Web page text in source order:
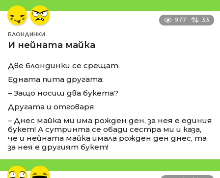
977 33
БЛОНДИНКИ
И нейната майка
Две блондинки се срещат.
Едната пита другата:
– Защо носиш два букета?
Другата и отговаря:
– Днес майка ми има рожден ден, за нея е единия
букет! А сутринта се обади сестра ми и каза,
че и нейната майка имала рожден ден днес, та
за нея е другият букет!